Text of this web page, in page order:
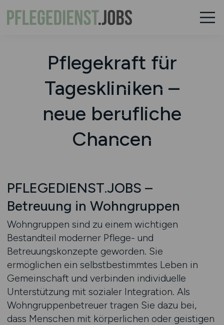
Pflegekraft für
Tageskliniken –
neue berufliche
Chancen
PFLEGEDIENST.JOBS –
Betreuung in Wohngruppen
Wohngruppen sind zu einem wichtigen
Bestandteil moderner Pflege- und
Betreuungskonzepte geworden. Sie
ermöglichen ein selbstbestimmtes Leben in
Gemeinschaft und verbinden individuelle
Unterstützung mit sozialer Integration. Als
Wohngruppenbetreuer tragen Sie dazu bei,
dass Menschen mit körperlichen oder geistigen